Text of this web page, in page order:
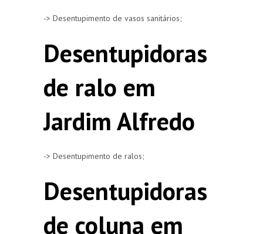
-> Desentupimento de vasos sanitários;
Desentupidoras
de ralo em
Jardim Alfredo
-> Desentupimento de ralos;
Desentupidoras
de coluna em